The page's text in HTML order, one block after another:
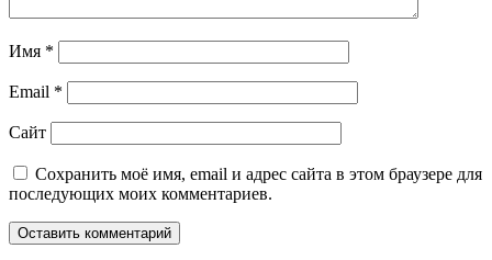
Имя *
Email *
Сайт
Сохранить моё имя, email и адрес сайта в этом браузере для
последующих моих комментариев.